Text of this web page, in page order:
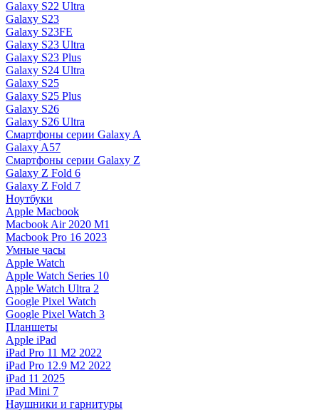
Galaxy S22 Ultra
Galaxy S23
Galaxy S23FE
Galaxy S23 Ultra
Galaxy S23 Plus
Galaxy S24 Ultra
Galaxy S25
Galaxy S25 Plus
Galaxy S26
Galaxy S26 Ultra
Смартфоны серии Galaxy A
Galaxy A57
Смартфоны серии Galaxy Z
Galaxy Z Fold 6
Galaxy Z Fold 7
Ноутбуки
Apple Macbook
Macbook Air 2020 M1
Macbook Pro 16 2023
Умные часы
Apple Watch
Apple Watch Series 10
Apple Watch Ultra 2
Google Pixel Watch
Google Pixel Watch 3
Планшеты
Apple iPad
iPad Pro 11 M2 2022
iPad Pro 12.9 M2 2022
iPad 11 2025
iPad Mini 7
Наушники и гарнитуры